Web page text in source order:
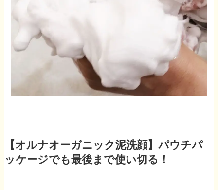
【オルナオーガニック泥洗顔】パウチパ
ッケージでも最後まで使い切る！